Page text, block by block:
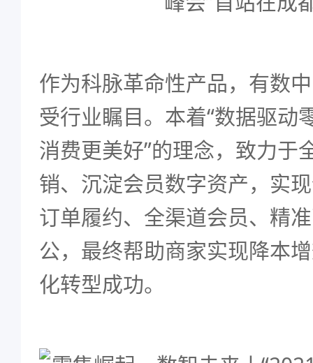
作为科脉革命性产品，有数
受行业瞩目。本着“数据驱动
消费更美好”的理念，致力于
销、沉淀会员数字资产，实
订单履约、全渠道会员、精
公，最终帮助商家实现降本
化转型成功。